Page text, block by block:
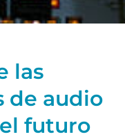
las
de audio
futuro